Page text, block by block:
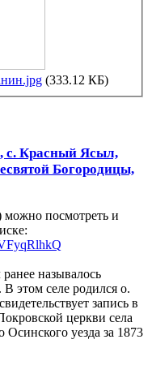
(333.12 КБ)
с. Красный Ясыл,
Богородицы,
посмотреть и
называлось
этом селе родился о.
запись в
церкви села
уезда за 1873